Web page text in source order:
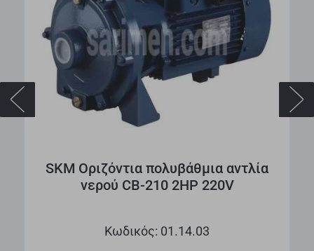
SKM Οριζόντια πολυβάθμια αντλία
νερού CΒ-210 2HP 220V
Κωδικός: 01.14.03